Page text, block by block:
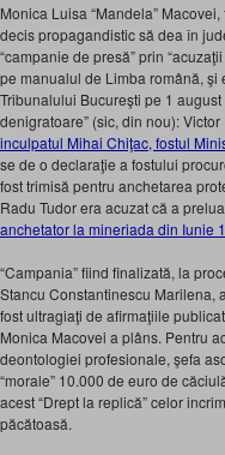
Monica Luisa “Mandela”
decis propagandistic să dea în
“campanie de presă” prin
pe manualul de Limba română, şi
Tribunalului Bucureşti pe 1
denigratoare” (sic, din nou):
inculpatul Mihai Chiţac, fostul
se de o declaraţie a fostului
fost trimisă pentru anchetarea
Radu Tudor era acuzat că a
anchetator la mineriada din Iunie
“Campania” fiind finalizată, la
Stancu Constantinescu Marilena,
fost ultragiaţi de afirmaţiile
Monica Macovei a plâns. Pentru
deontologiei profesionale, şefa
“morale” 10.000 de euro de
acest “Drept la replică” celor
păcătoasă.